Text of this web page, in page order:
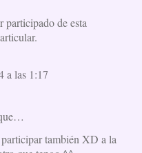
participado de esta
a las 1:17
también XD a la